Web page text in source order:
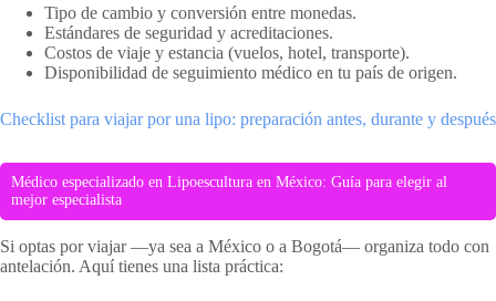
Tipo de cambio y conversión entre monedas.
Estándares de seguridad y acreditaciones.
Costos de viaje y estancia (vuelos, hotel, transporte).
Disponibilidad de seguimiento médico en tu país de origen.
Checklist para viajar por una lipo: preparación antes, durante y después
Médico especializado en Lipoescultura en México: Guía para elegir al
mejor especialista
Si optas por viajar —ya sea a México o a Bogotá— organiza todo con
antelación. Aquí tienes una lista práctica: